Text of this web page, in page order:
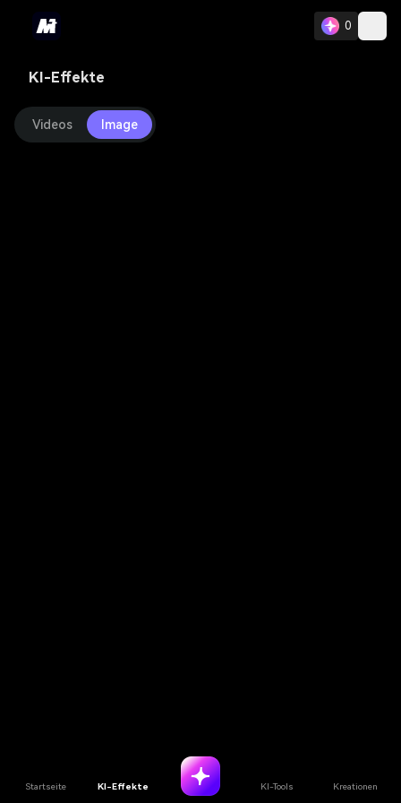
0
KI-Effekte
Videos Image
Startseite KI-Effekte KI-Tools Kreationen